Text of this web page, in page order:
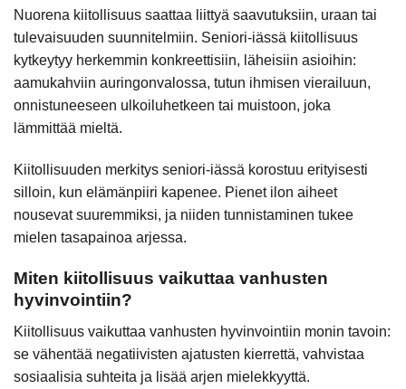
Nuorena kiitollisuus saattaa liittyä saavutuksiin, uraan tai
tulevaisuuden suunnitelmiin. Seniori-iässä kiitollisuus
kytkeytyy herkemmin konkreettisiin, läheisiin asioihin:
aamukahviin auringonvalossa, tutun ihmisen vierailuun,
onnistuneeseen ulkoiluhetkeen tai muistoon, joka
lämmittää mieltä.
Kiitollisuuden merkitys seniori-iässä korostuu erityisesti
silloin, kun elämänpiiri kapenee. Pienet ilon aiheet
nousevat suuremmiksi, ja niiden tunnistaminen tukee
mielen tasapainoa arjessa.
Miten kiitollisuus vaikuttaa vanhusten
hyvinvointiin?
Kiitollisuus vaikuttaa vanhusten hyvinvointiin monin tavoin:
se vähentää negatiivisten ajatusten kierrettä, vahvistaa
sosiaalisia suhteita ja lisää arjen mielekkyyttä.